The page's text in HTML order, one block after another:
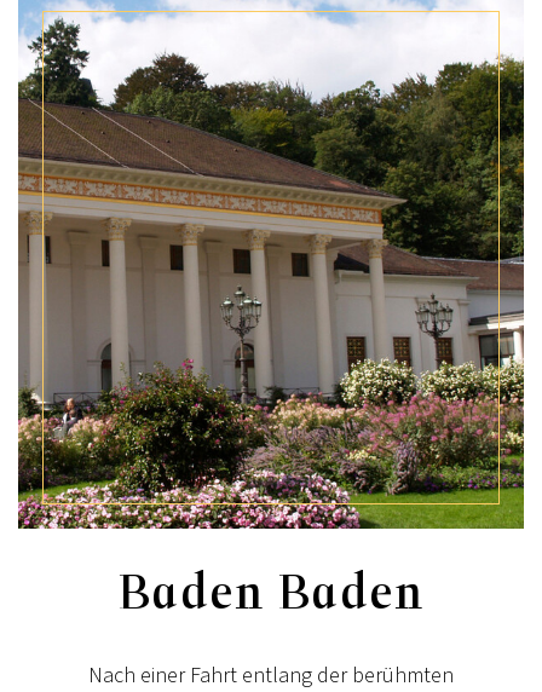
Baden Baden
Nach einer Fahrt entlang der berühmten
Beitrag ansehen